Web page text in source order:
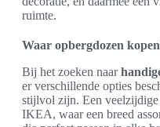
ruimte.
Waar opbergdozen
Bij het zoeken naar
er verschillende opties
stijlvol zijn. Een
IKEA, waar een breed